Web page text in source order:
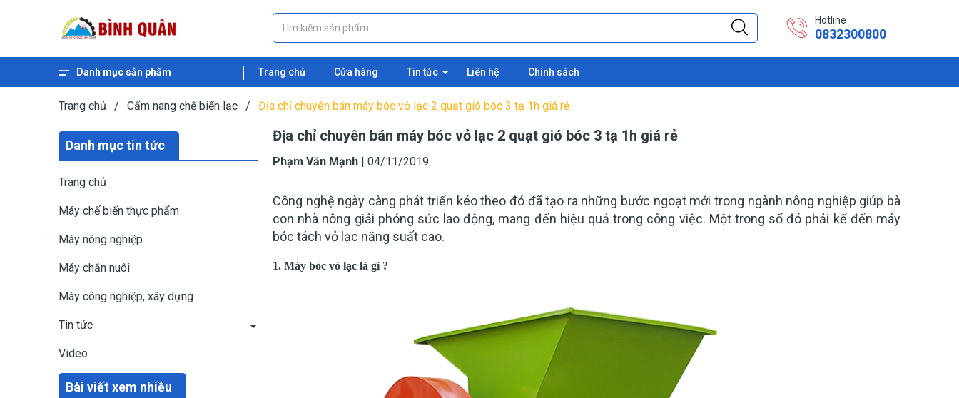
Hotline
0832300800
Danh mục sản phẩm Trang chủ Cửa hàng Tin tức Liên hệ Chính sách
Trang chủ / Cẩm nang chế biến lạc / Địa chỉ chuyên bán máy bóc vỏ lạc 2 quạt gió bóc 3 tạ 1h giá rẻ
Danh mục tin tức
Trang chủ
Máy chế biến thực phẩm
Máy nông nghiệp
Máy chăn nuôi
Máy công nghiệp, xây dựng
Tin tức
Video
Bài viết xem nhiều
Địa chỉ chuyên bán máy bóc vỏ lạc 2 quạt gió bóc 3 tạ 1h giá rẻ
Phạm Văn Mạnh | 04/11/2019
Công nghệ ngày càng phát triển kéo theo đó đã tạo ra những bước ngoạt mới trong ngành nông nghiệp giúp bà
con nhà nông giải phóng sức lao động, mang đến hiệu quả trong công việc. Một trong số đó phải kể đến máy
bóc tách vỏ lạc năng suất cao.
1. Máy bóc vỏ lạc là gì ?